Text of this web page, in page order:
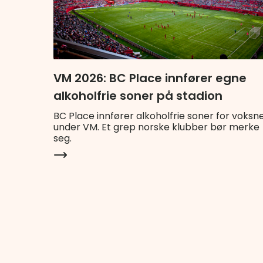
VM 2026: BC Place innfører egne
alkoholfrie soner på stadion
BC Place innfører alkoholfrie soner for
under VM. Et grep norske klubber bør merke
seg.